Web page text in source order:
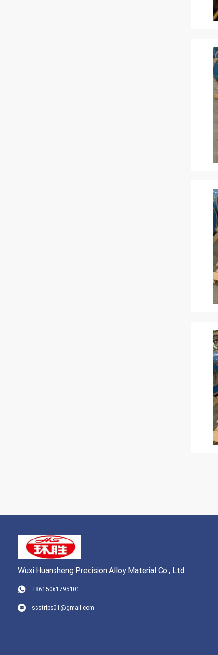
Wuxi Huansheng Precision Alloy Material Co., Ltd
+8615061795101
ssstrips01@gmail.com